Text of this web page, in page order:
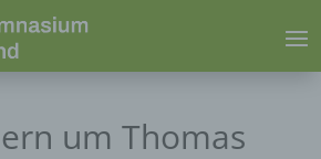
um Thomas